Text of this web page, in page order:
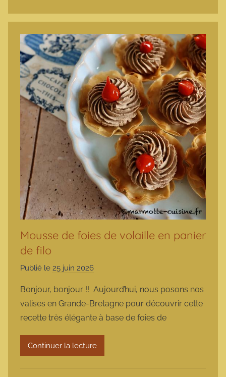
Mousse de foies de volaille en panier
de filo
Publié le 25 juin 2026
r
m
a
r
m
Bonjour, bonjour !! Aujourd’hui, nous posons nos
valises en Grande-Bretagne pour découvrir cette
recette très élégante à base de foies de
Continuer la lecture